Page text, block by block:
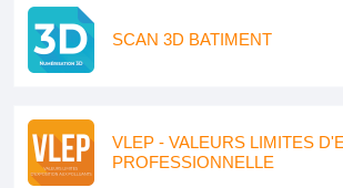
SCAN 3D BATIMENT
VLEP - VALEURS LIMITES
PROFESSIONNELLE